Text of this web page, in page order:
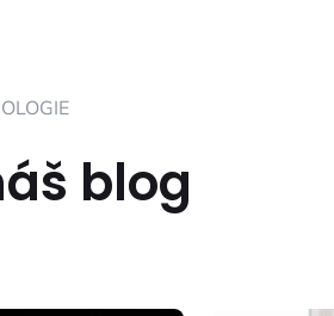
blog